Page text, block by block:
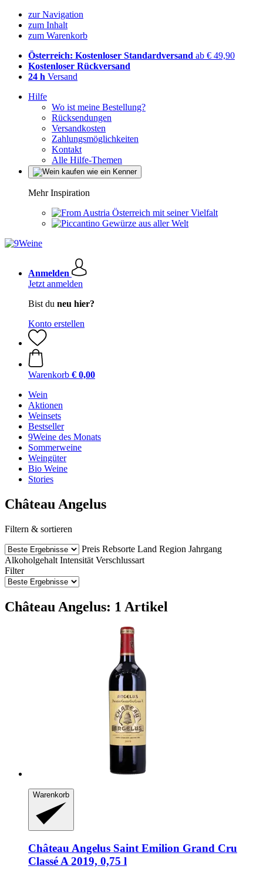
zur Navigation
zum Inhalt
zum Warenkorb
Österreich: Kostenloser Standardversand ab € 49,90
Kostenloser Rückversand
24 h Versand
Hilfe
Wo ist meine Bestellung?
Rücksendungen
Versandkosten
Zahlungsmöglichkeiten
Kontakt
Alle Hilfe-Themen
Mehr Inspiration
Österreich mit seiner Vielfalt
Gewürze aus aller Welt
Anmelden
Jetzt anmelden
Bist du neu hier?
Konto erstellen
Warenkorb € 0,00
Wein
Aktionen
Weinsets
Bestseller
9Weine des Monats
Sommerweine
Weingüter
Bio Weine
Stories
Château Angelus
Filtern & sortieren
Preis Rebsorte Land Region Jahrgang
Alkoholgehalt Intensität Verschlussart
Filter
Château Angelus: 1 Artikel
Warenkorb
Château Angelus Saint Emilion Grand Cru
Classé A 2019, 0,75 l